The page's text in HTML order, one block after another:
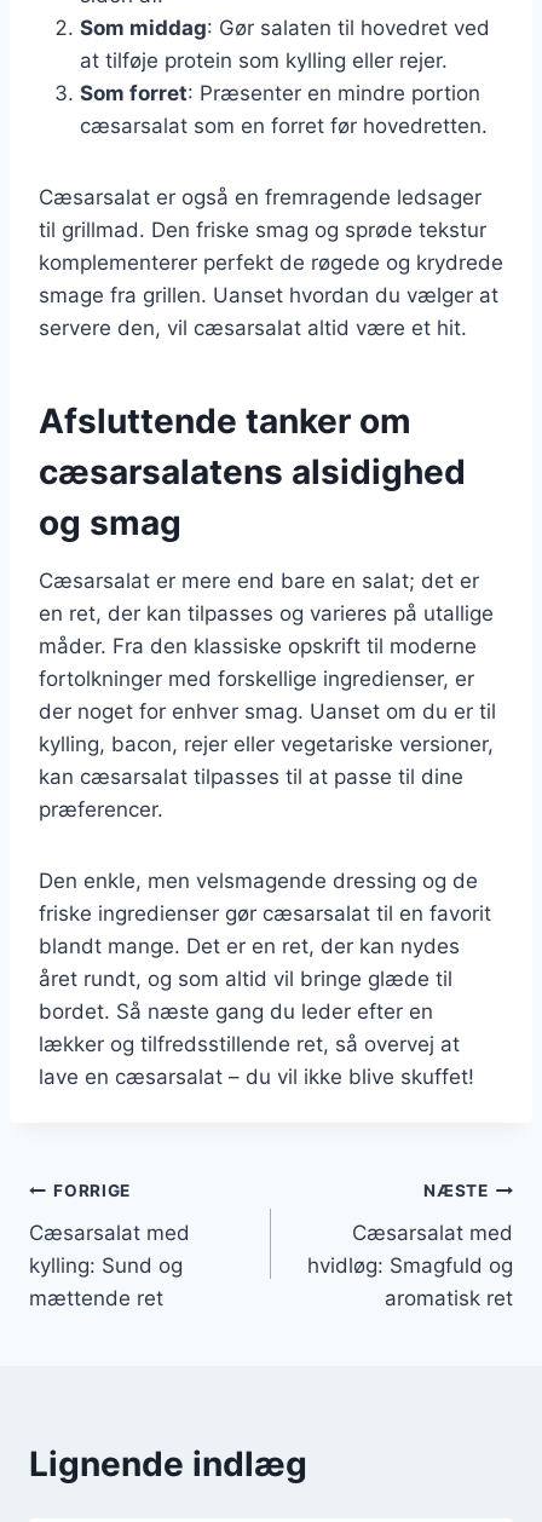
Som middag: Gør salaten til hovedret ved
at tilføje protein som kylling eller rejer.
Som forret: Præsenter en mindre portion
cæsarsalat som en forret før hovedretten.
Cæsarsalat er også en fremragende ledsager
til grillmad. Den friske smag og sprøde tekstur
komplementerer perfekt de røgede og krydrede
smage fra grillen. Uanset hvordan du vælger at
servere den, vil cæsarsalat altid være et hit.
Afsluttende tanker om
cæsarsalatens alsidighed
og smag
Cæsarsalat er mere end bare en salat; det er
en ret, der kan tilpasses og varieres på utallige
måder. Fra den klassiske opskrift til moderne
fortolkninger med forskellige ingredienser, er
der noget for enhver smag. Uanset om du er til
kylling, bacon, rejer eller vegetariske versioner,
kan cæsarsalat tilpasses til at passe til dine
præferencer.
Den enkle, men velsmagende dressing og de
friske ingredienser gør cæsarsalat til en favorit
blandt mange. Det er en ret, der kan nydes
året rundt, og som altid vil bringe glæde til
bordet. Så næste gang du leder efter en
lækker og tilfredsstillende ret, så overvej at
lave en cæsarsalat – du vil ikke blive skuffet!
Indlægsnavigation
FORRIGE
Cæsarsalat med
kylling: Sund og
mættende ret
NÆSTE
Cæsarsalat med
hvidløg: Smagfuld og
aromatisk ret
Lignende indlæg